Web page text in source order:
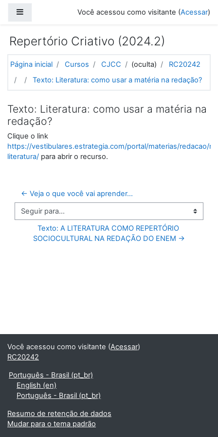
Você acessou como visitante (Acessar)
Repertório Criativo (2024.2)
Página inicial Cursos CJCC (oculta)
RC20242
Texto: Literatura: como usar a matéria na redação?
Texto: Literatura: como usar a matéria na
redação?
Clique o link
https://vestibulares.estrategia.com/portal/materias/redacao/
literatura/ para abrir o recurso.
← Veja o que você vai aprender...
Seguir para...
Texto: A LITERATURA COMO REPERTÓRIO
SOCIOCULTURAL NA REDAÇÃO DO ENEM →
Você acessou como visitante (Acessar)
RC20242
Português - Brasil ‎(pt_br)‎
English ‎(en)‎
Português - Brasil ‎(pt_br)‎
Resumo de retenção de dados
Mudar para o tema padrão